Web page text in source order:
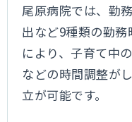
尾原病院では、勤
出など9種類の勤
により、子育て中
などの時間調整が
立が可能です。